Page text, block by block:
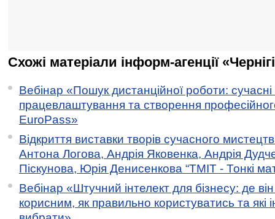
Схожі матеріали інформ-агенції
Вебінар «Пошук дистанційної роботи:
працевлаштування та створення
EuroPass»
Відкриття виставки творів сучасного
Антона Логова, Андрія Яковенка, Андрія
Піскунова, Юрія Денисенкова “ТМІТ - Тонкі
Вебінар «Штучний інтелект для бізнесу: де
корисним, як правильно користуватись та які